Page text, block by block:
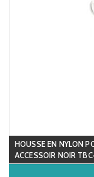
HOUSSE EN NYLON
ACCESSOIR NOIR